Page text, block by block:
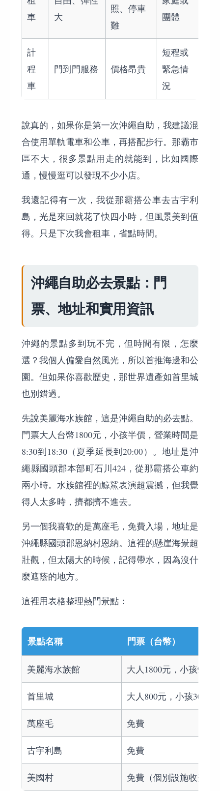
車
大
照、停車
難
團體
計
程
車
門到門服務 價格昂貴
短程或
緊急情
況
說真的，如果你是第一次沖繩自助，我建議混
合使用單軌電車和公車，再搭配步行。那霸市
區不大，很多景點用走的就能到，比如國際
通，慢慢逛可以發現不少小店。
我還記得有一次，我從那霸搭公車去古宇利
島，光是來回就花了快四小時，但風景美到值
得。只是下次我會租車，省點時間。
沖繩自助必去景點：門
票、地址和實用資訊
沖繩的景點多到玩不完，但時間有限，怎麼
選？我個人偏愛自然風光，所以首推海邊和公
園。但如果你喜歡歷史，那世界遺產如首里城
也別錯過。
先說美麗海水族館，這是沖繩自助的必去點。
門票大人台幣1800元，小孩半價，營業時間是
8:30到18:30（夏季延長到20:00）。地址是沖
繩縣國頭郡本部町石川424，從那霸搭公車約
兩小時。水族館裡的鯨鯊表演超震撼，但我覺
得人太多時，擠都擠不進去。
另一個我喜歡的是萬座毛，免費入場，地址是
沖繩縣國頭郡恩納村恩納。這裡的懸崖海景超
壯觀，但太陽大的時候，記得帶水，因為沒什
麼遮蔭的地方。
這裡用表格整理熱門景點：
景點名稱 門票（台幣）
美麗海水族館 大人1800元，小孩900元
首里城 大人800元，小孩300元
萬座毛 免費
古宇利島 免費
美國村 免費（個別設施收費）